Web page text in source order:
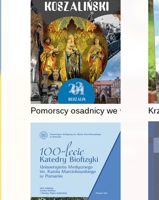
Pomorscy osadnicy we